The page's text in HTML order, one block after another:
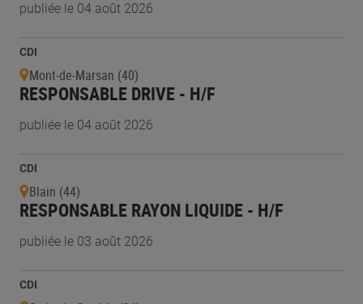
publiée le 04 août 2026
CDI
Mont-de-Marsan (40)
RESPONSABLE DRIVE - H/F
publiée le 04 août 2026
CDI
Blain (44)
RESPONSABLE RAYON LIQUIDE - H/F
publiée le 03 août 2026
CDI